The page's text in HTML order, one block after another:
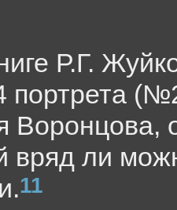
Р.Г.
портрета
Воронцова,
вряд ли
11